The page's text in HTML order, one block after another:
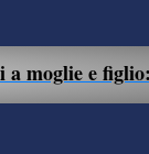
e figlio: